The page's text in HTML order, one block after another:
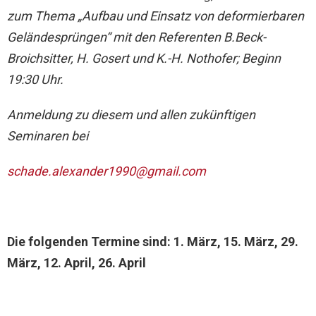
zum Thema „Aufbau und Einsatz von deformierbaren
Geländesprüngen“ mit den Referenten B.Beck-
Broichsitter, H. Gosert und K.-H. Nothofer; Beginn
19:30 Uhr.
Anmeldung zu diesem und allen zukünftigen
Seminaren bei
schade.alexander1990@gmail.com
Die folgenden Termine sind: 1. März, 15. März, 29.
März, 12. April, 26. April